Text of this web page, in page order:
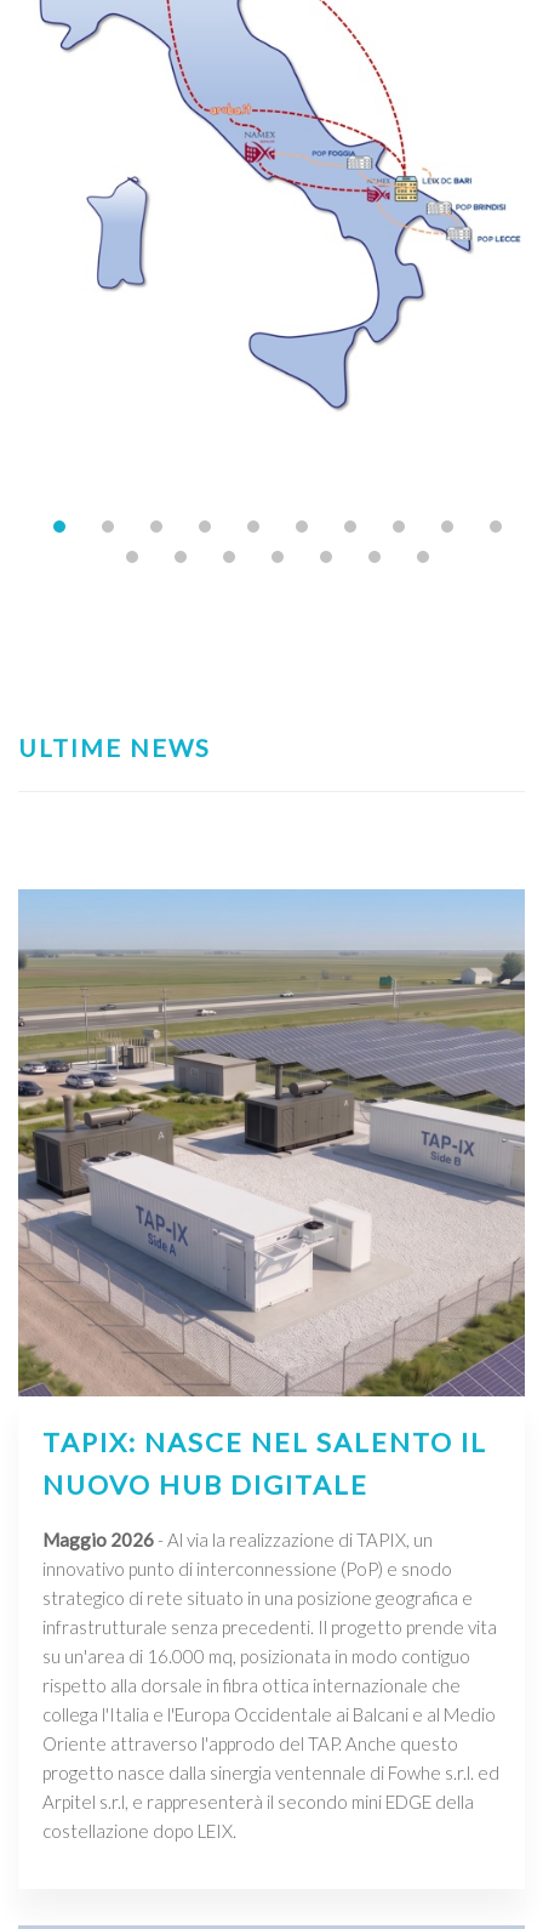
ULTIME NEWS
TAPIX: NASCE NEL SALENTO IL
NUOVO HUB DIGITALE
Maggio 2026- Al via la realizzazione di TAPIX, un
innovativo punto di interconnessione (PoP) e snodo
strategico di rete situato in una posizione geografica e
infrastrutturale senza precedenti. Il progetto prende vita
su un'area di 16.000 mq, posizionata in modo contiguo
rispetto alla dorsale in fibra ottica internazionale che
collega l'Italia e l'Europa Occidentale ai Balcani e al Medio
Oriente attraverso l'approdo del TAP. Anche questo
progetto nasce dalla sinergia ventennale di Fowhe s.r.l. ed
Arpitel s.r.l, e rappresenterà il secondo mini EDGE della
costellazione dopo LEIX.